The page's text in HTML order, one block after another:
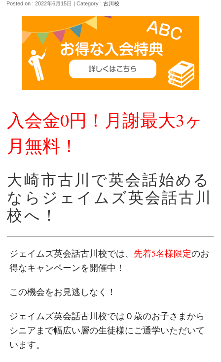
Posted on : 2022年6月15日 | Category :古川校
入会金0円！月謝最大3ヶ
月無料！
大崎市古川で英会話始める
ならジェイムズ英会話古川
校へ！
ジェイムズ英会話古川校では、 先着5名様限定のお
得なキャンペーンを開催中！
この機会をお見逃しなく！
ジェイムズ英会話古川校では０歳のお子さまから
シニアまで幅広い層の生徒様にご通学いただいて
います。